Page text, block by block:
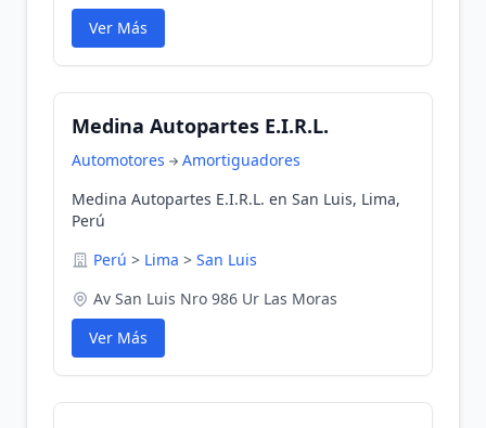
Ver Más
Medina Autopartes E.I.R.L.
Automotores
Amortiguadores
Medina Autopartes E.I.R.L. en San Luis, Lima,
Perú
Perú > Lima > San Luis
Av San Luis Nro 986 Ur Las Moras
Ver Más